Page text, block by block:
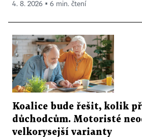
4. 8. 2026 ▪ 6 min. čtení
Koalice bude řešit, kolik
důchodcům. Motoristé
velkorysejší varianty